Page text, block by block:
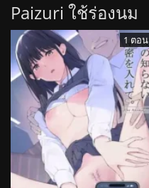
Paizuri ใช้ร่องนม
1 ตอน